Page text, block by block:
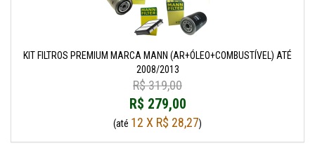
KIT FILTROS PREMIUM MARCA MANN (AR+ÓLEO+COMBUSTÍVEL) ATÉ
2008/2013
R$ 319,00
R$ 279,00
(até 12 X R$ 28,27)